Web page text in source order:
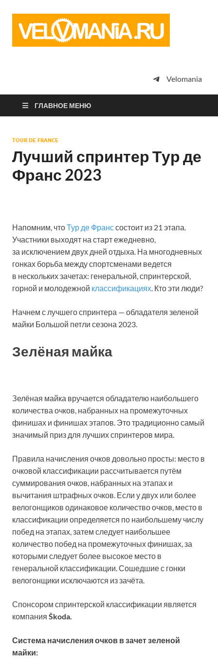
просто
Velomania
ГЛАВНОЕ МЕНЮ
TOUR DE FRANCE
Лучший спринтер Тур де
Франс 2023
Напомним, чтоТур де Франссостоит из 21 этапа.
Участники выходят на старт ежедневно,
за исключением двух дней отдыха. На многодневных
гонках борьба между спортсменами ведется
в нескольких зачетах: генеральной, спринтерской,
горной и молодежной классификациях. Кто эти люди?
Начнем с лучшего спринтера — обладателя зеленой
майки Большой петли сезона 2023.
Зелёная майка
Зелёная майка вручается обладателю наибольшего
количества очков, набранных на промежуточных
финишах и финишах этапов. Это традиционно самый
значимый приз для лучших спринтеров мира.
Правила начисления очков довольно просты: место в
очковой классификации рассчитывается путём
суммирования очков, набранных на этапах и
вычитания штрафных очков. Если у двух или более
велогонщиков одинаковое количество очков, место в
классификации определяется по наибольшему числу
побед на этапах, затем следует наибольшее
количество побед на промежуточных финишах, за
которыми следует более высокое место в
генеральной классификации. Сошедшие с гонки
велогонщики исключаются из зачёта.
Спонсором спринтерской классификации является
компания Škoda.
Система начисления очков в зачет зеленой
майки: